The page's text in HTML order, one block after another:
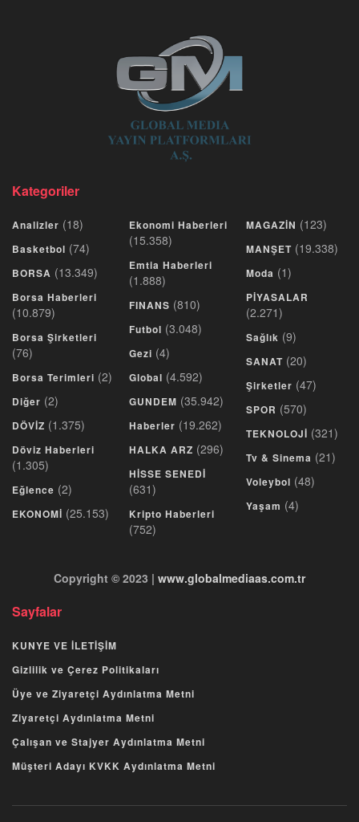
Kategoriler
Analizler (18)
Basketbol (74)
BORSA (13.349)
Borsa Haberleri
(10.879)
Borsa Şirketleri
(76)
Borsa Terimleri (2)
Diğer (2)
DÖVİZ (1.375)
Döviz Haberleri
(1.305)
Eğlence (2)
EKONOMİ (25.153)
Ekonomi Haberleri
(15.358)
Emtia Haberleri
(1.888)
FINANS (810)
Futbol (3.048)
Gezi (4)
Global (4.592)
GUNDEM (35.942)
Haberler (19.262)
HALKA ARZ (296)
HİSSE SENEDİ
(631)
Kripto Haberleri
(752)
MAGAZİN (123)
MANŞET (19.338)
Moda (1)
PİYASALAR
(2.271)
Sağlık (9)
SANAT (20)
Şirketler (47)
SPOR (570)
TEKNOLOJİ (321)
Tv & Sinema (21)
Voleybol (48)
Yaşam (4)
Copyright © 2023 | www.globalmediaas.com.tr
Sayfalar
KUNYE VE İLETİŞİM
Gizlilik ve Çerez Politikaları
Üye ve Ziyaretçi Aydınlatma Metni
Ziyaretçi Aydınlatma Metni
Çalışan ve Stajyer Aydınlatma Metni
Müşteri Adayı KVKK Aydınlatma Metni